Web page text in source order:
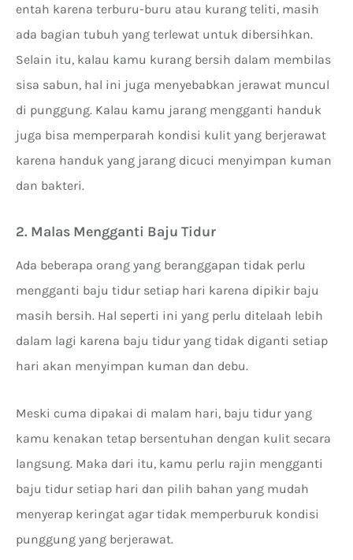
entah karena terburu-buru atau kurang teliti, masih
ada bagian tubuh yang terlewat untuk dibersihkan.
Selain itu, kalau kamu kurang bersih dalam membilas
sisa sabun, hal ini juga menyebabkan jerawat muncul
di punggung. Kalau kamu jarang mengganti handuk
juga bisa memperparah kondisi kulit yang berjerawat
karena handuk yang jarang dicuci menyimpan kuman
dan bakteri.
2. Malas Mengganti Baju Tidur
Ada beberapa orang yang beranggapan tidak perlu
mengganti baju tidur setiap hari karena dipikir baju
masih bersih. Hal seperti ini yang perlu ditelaah lebih
dalam lagi karena baju tidur yang tidak diganti setiap
hari akan menyimpan kuman dan debu.
Meski cuma dipakai di malam hari, baju tidur yang
kamu kenakan tetap bersentuhan dengan kulit secara
langsung. Maka dari itu, kamu perlu rajin mengganti
baju tidur setiap hari dan pilih bahan yang mudah
menyerap keringat agar tidak memperburuk kondisi
punggung yang berjerawat.